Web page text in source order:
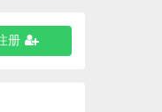
册